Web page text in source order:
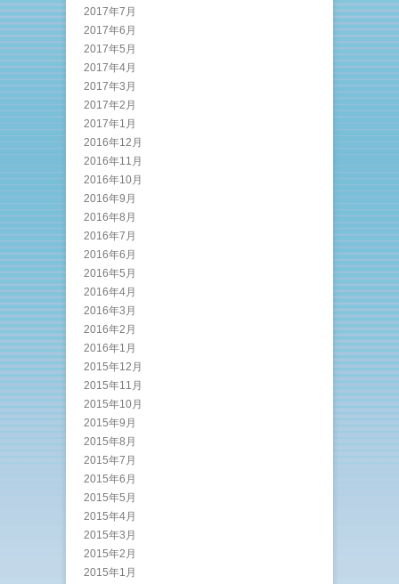
2017年7月
2017年6月
2017年5月
2017年4月
2017年3月
2017年2月
2017年1月
2016年12月
2016年11月
2016年10月
2016年9月
2016年8月
2016年7月
2016年6月
2016年5月
2016年4月
2016年3月
2016年2月
2016年1月
2015年12月
2015年11月
2015年10月
2015年9月
2015年8月
2015年7月
2015年6月
2015年5月
2015年4月
2015年3月
2015年2月
2015年1月